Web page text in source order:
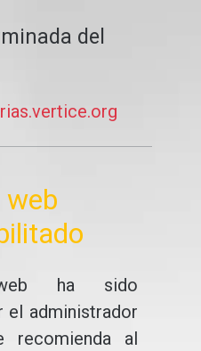
del
ha sido
el administrador
recomienda al